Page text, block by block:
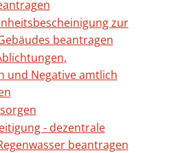
zur
beantragen
und Negative amtlich
- dezentrale
beantragen